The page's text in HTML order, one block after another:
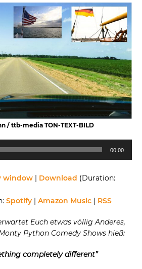
/ ttb-media TON-TEXT-BILD
00:00
window | Download (Duration:
Spotify | Amazon Music | RSS
Euch etwas völlig Anderes,
Python Comedy Shows hieß:
completely different”